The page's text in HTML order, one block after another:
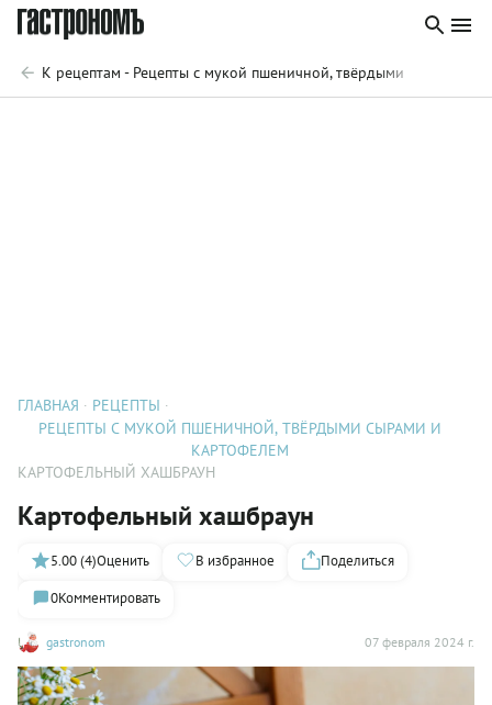
К рецептам - Рецепты с мукой пшеничной, твёрдыми сырами и
ГЛАВНАЯ
РЕЦЕПТЫ
РЕЦЕПТЫ С МУКОЙ ПШЕНИЧНОЙ, ТВЁРДЫМИ СЫРАМИ И
КАРТОФЕЛЕМ
КАРТОФЕЛЬНЫЙ ХАШБРАУН
Картофельный хашбраун
gastronom 07 февраля 2024 г.
5.00 (4)Оценить В избранное
Поделиться
0Комментировать